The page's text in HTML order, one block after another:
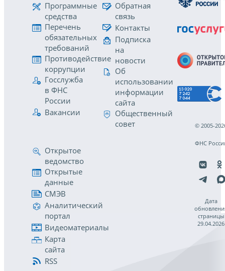
Программные
средства
Перечень
обязательных
требований
Противодействие
коррупции
Госслужба
в ФНС
России
Вакансии
Обратная
связь
Контакты
Подписка
на
новости
Об
использовании
информации
сайта
Общественный
совет
Открытое
ведомство
Открытые
данные
СМЭВ
Аналитический
портал
Видеоматериалы
Карта
сайта
RSS
© 2005-
ФНС
Дата
страницы
29.04.2026